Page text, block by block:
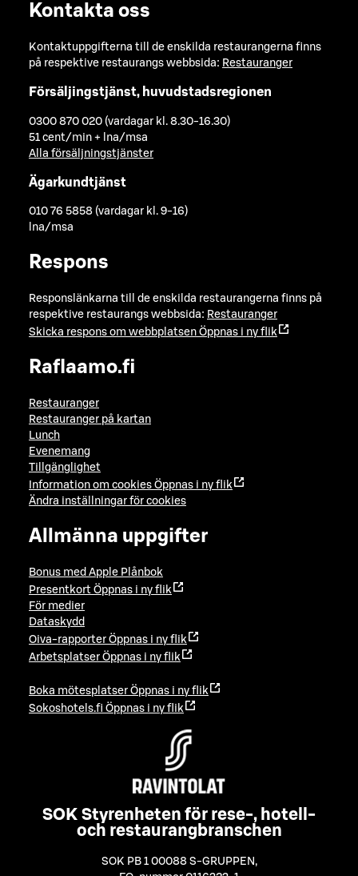
Kontakta oss
Kontaktuppgifterna till de enskilda restaurangerna finns
på respektive restaurangs webbsida: Restauranger
Försäljingstjänst, huvudstadsregionen
0300 870 020 (vardagar kl. 8.30-16.30)
51 cent/min + lna/msa
Alla försäljningstjänster
Ägarkundtjänst
010 76 5858 (vardagar kl. 9-16)
lna/msa
Respons
Responslänkarna till de enskilda restaurangerna finns på
respektive restaurangs webbsida: Restauranger
Skicka respons om webbplatsen Öppnas i ny flik
Raflaamo.fi
Restauranger
Restauranger på kartan
Lunch
Evenemang
Tillgänglighet
Information om cookies Öppnas i ny flik
Ändra inställningar för cookies
Allmänna uppgifter
Bonus med Apple Plånbok
Presentkort Öppnas i ny flik
För medier
Dataskydd
Oiva-rapporter Öppnas i ny flik
Arbetsplatser Öppnas i ny flik
Boka mötesplatser Öppnas i ny flik
Sokoshotels.fi Öppnas i ny flik
SOK Styrenheten för rese-, hotell-
och restaurangbranschen
SOK PB 1 00088 S-GRUPPEN ,